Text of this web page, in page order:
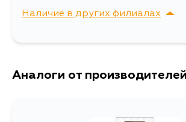
Наличие в других филиалах
г. Владивосток,
Аналоги от производителей